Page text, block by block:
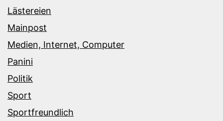
Lästereien
Mainpost
Medien, Internet, Computer
Panini
Politik
Sport
Sportfreundlich